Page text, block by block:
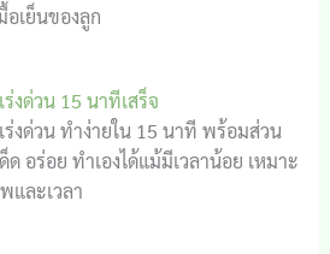
เย็นของลูก
งด่วน 15 นาทีเสร็จ
ร่งด่วน ทำง่ายใน 15 นาที พร้อมส่วน
อร่อย ทำเองได้แม้มีเวลาน้อย เหมาะ
และเวลา